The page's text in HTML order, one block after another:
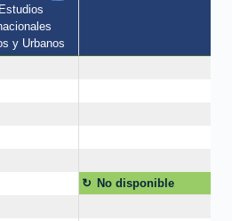
y Urbanos
No disponible